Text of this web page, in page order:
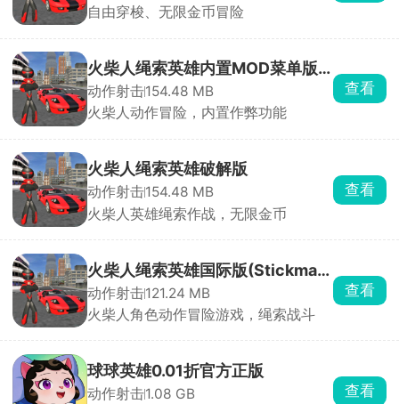
自由穿梭、无限金币冒险
火柴人绳索英雄内置MOD菜单版
本
动作射击154.48 MB
火柴人动作冒险，内置作弊功能
查看
火柴人绳索英雄破解版
动作射击154.48 MB
火柴人英雄绳索作战，无限金币
查看
火柴人绳索英雄国际版(Stickman
Rope Hero)
动作射击121.24 MB
火柴人角色动作冒险游戏，绳索战斗
查看
球球英雄0.01折官方正版
动作射击1.08 GB
查看